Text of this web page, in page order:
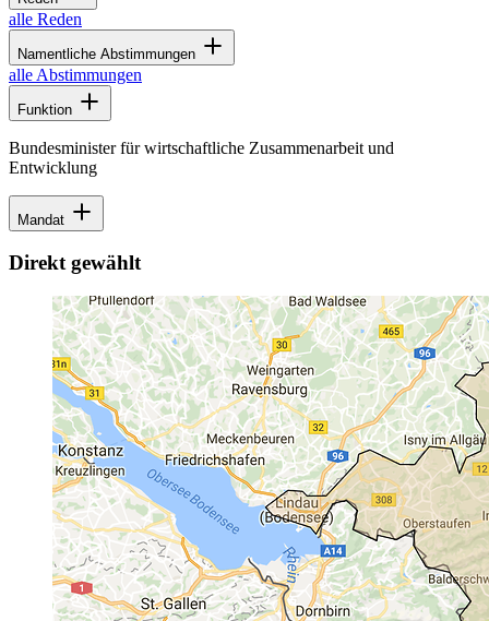
alle Reden
Namentliche Abstimmungen
alle Abstimmungen
Funktion
Bundesminister für wirtschaftliche Zusammenarbeit und
Entwicklung
Mandat
Direkt gewählt